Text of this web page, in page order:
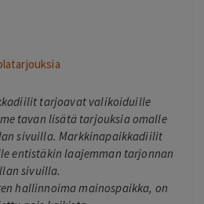
tarjoavat valikoiduille
tavan lisätä tarjouksia omalle
sivuilla. Markkinapaikkadiilit
entistäkin laajemman tarjonnan
sivuilla.
hallinnoima mainospaikka, on